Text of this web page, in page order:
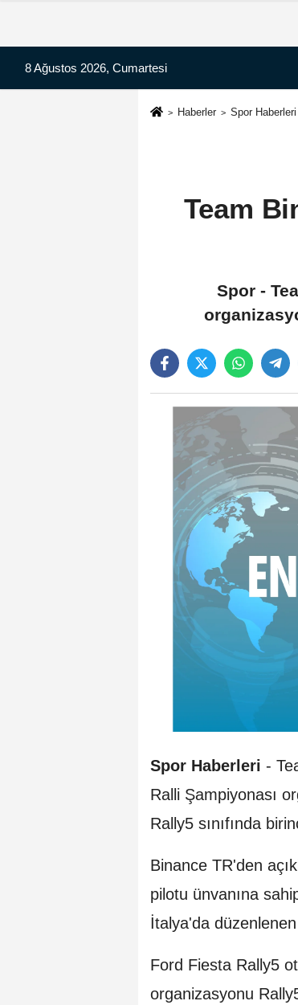
8 Ağustos 2026, Cumartesi
Haberler Spor Haberleri
Team
Spor -
Spor Haberleri -
Ralli Şampiyonası
Rally5 sınıfında
Binance TR'den
pilotu ünvanına
İtalya'da
Ford Fiesta Rally5
organizasyonu